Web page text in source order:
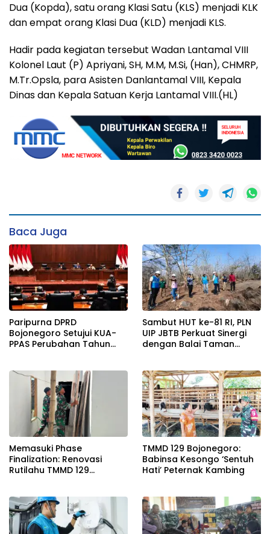
Dua (Kopda), satu orang Klasi Satu (KLS) menjadi KLK
dan empat orang Klasi Dua (KLD) menjadi KLS.
Hadir pada kegiatan tersebut Wadan Lantamal VIII
Kolonel Laut (P) Apriyani, SH, M.M, M.Si, (Han), CHMRP,
M.Tr.Opsla, para Asisten Danlantamal VIII, Kepala
Dinas dan Kepala Satuan Kerja Lantamal VIII.(HL)
Baca Juga
Paripurna DPRD
Bojonegoro Setujui KUA-
PPAS Perubahan Tahun
Sambut HUT ke-81 RI, PLN
UIP JBTB Perkuat Sinergi
dengan Balai Taman
SUTET 500 kV Paiton–
Watudodol/Kalipuro
Memasuki Phase
Finalization: Renovasi
Rutilahu TMMD 129
TMMD 129 Bojonegoro:
Babinsa Kesongo ‘Sentuh
Hati’ Peternak Kambing